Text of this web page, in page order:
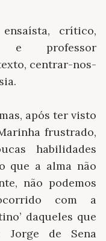
crítico,
e professor
centrar-nos-
após ter visto
frustrado,
habilidades
que a alma não
não podemos
com a
daqueles que
Jorge de Sena